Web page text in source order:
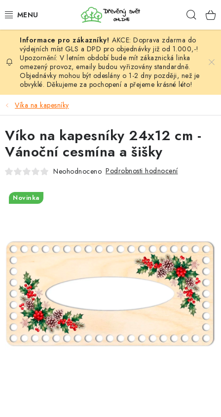
na
HÁČKOVÁNÍ
VYPLÉTÁNÍ
PŘÍZE
DOPLŇKY
TVOŘENÍ
GALANTERIE A LÁTKY
VELKOOBCHOD
Doprava a platba Vrácení zboží a reklamace
Časté otázky
Kontakt
Moje objednávka
Ochrana osobních údajů
Hodnocení obchodu
Oblíbené produkty
Věrnostní program
AKCE: Doprava zdarma do
výdejních míst GLS a DPD pro objednávky již od 1.000,-!
Upozornění: V letním období bude mít zákaznická linka
omezený provoz, emaily budou vyřizovány standardně.
Objednávky mohou být odeslány o 1-2 dny později, než je
obvyklé. Děkujeme za pochopení a přejeme krásné léto!
Víka na kapesníky
Víko na kapesníky 24x12 cm -
Vánoční cesmína a šišky
Neohodnoceno Podrobnosti hodnocení
Novinka